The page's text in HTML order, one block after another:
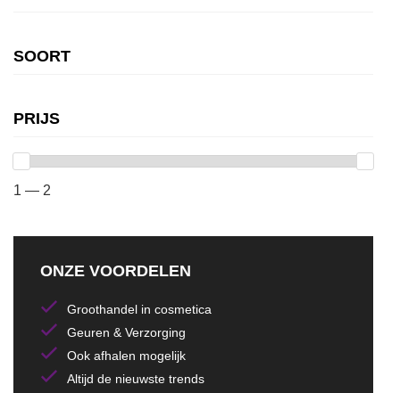
SOORT
PRIJS
1 — 2
ONZE VOORDELEN
Groothandel in cosmetica
Geuren & Verzorging
Ook afhalen mogelijk
Altijd de nieuwste trends